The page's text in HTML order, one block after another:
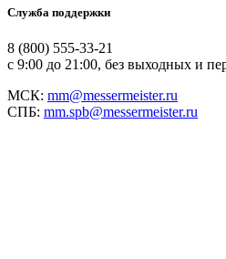
Служба поддержки
8 (800) 555-33-21
с 9:00 до 21:00, без выходных и
МСК: mm@messermeister.ru
СПБ: mm.spb@messermeister.ru